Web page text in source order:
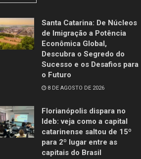
Santa Catarina: De Núcleos
de Imigração a Potência
Econômica Global,
Descubra o Segredo do
Sucesso e os Desafios para
o Futuro
8 DE AGOSTO DE 2026
Florianópolis dispara no
Ideb: veja como a capital
catarinense saltou de 15º
para 2º lugar entre as
capitais do Brasil